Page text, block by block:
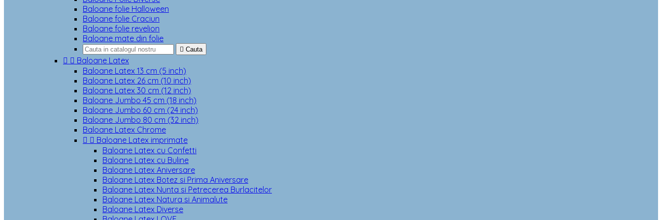
Baloane folie Halloween
Baloane folie Craciun
Baloane folie revelion
Baloane mate din folie
 Cauta
  Baloane Latex
Baloane Latex 13 cm (5 inch)
Baloane Latex 26 cm (10 inch)
Baloane Latex 30 cm (12 inch)
Baloane Jumbo 45 cm (18 inch)
Baloane Jumbo 60 cm (24 inch)
Baloane Jumbo 80 cm (32 inch)
Baloane Latex Chrome
  Baloane Latex imprimate
Baloane Latex cu Confetti
Baloane Latex cu Buline
Baloane Latex Aniversare
Baloane Latex Botez si Prima Aniversare
Baloane Latex Nunta si Petrecerea Burlacitelor
Baloane Latex Natura si Animalute
Baloane Latex Diverse